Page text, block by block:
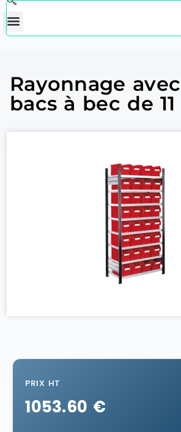
Rayonnage
bacs à bec de
PRIX HT
1053.60 €